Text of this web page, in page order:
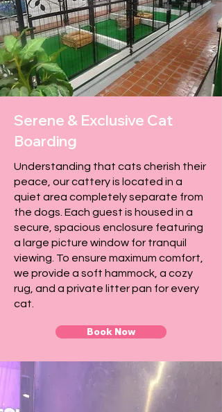
Serene & Exclusive Cat
Boarding
Understanding that cats cherish their
peace, our cattery is located in a
quiet area completely separate from
the dogs. Each guest is housed in a
secure, spacious enclosure featuring
a large picture window for tranquil
viewing. To ensure maximum comfort,
we provide a soft hammock, a cozy
rug, and a private litter pan for every
cat.
Book Now